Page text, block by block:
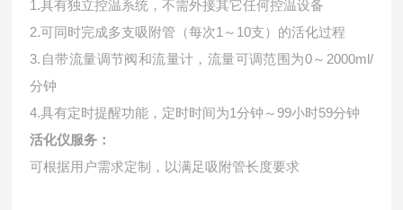
1.具有独立控温系统，不需外接其它任何控温设备
2.可同时完成多支吸附管（每次1～10支）的活化过程
3.自带流量调节阀和流量计，流量可调范围为0～2000ml/
分钟
4.具有定时提醒功能，定时时间为1分钟～99小时59分钟
活化仪服务：
可根据用户需求定制，以满足吸附管长度要求